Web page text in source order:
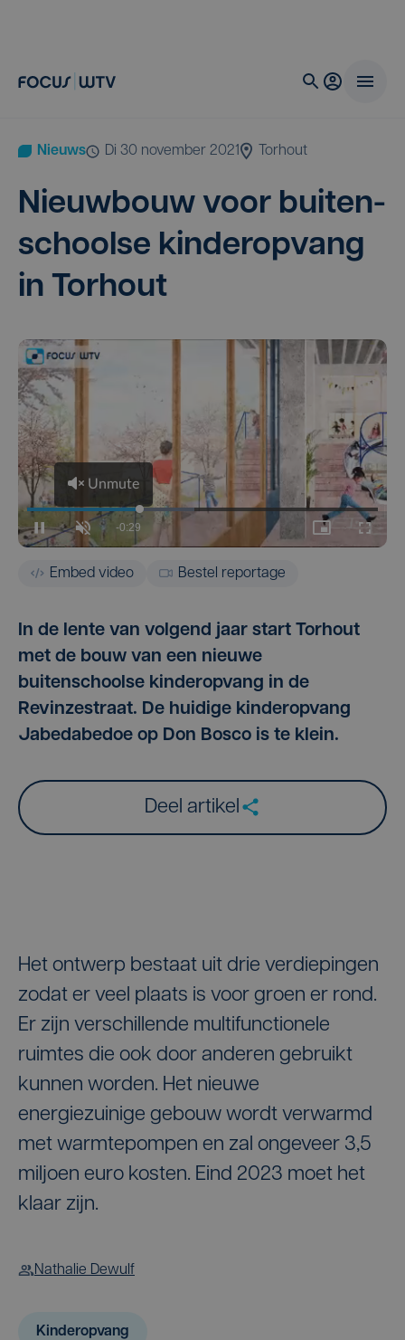
Nieuws di 30 november 2021 Torhout
Nieuw­bouw voor bui­ten­
school­se kin­der­op­vang
in Torhout
Embed video Bestel reportage
In de lente van volgend jaar start Torhout
met de bouw van een nieuwe
buitenschoolse kinderopvang in de
Revinzestraat. De huidige kinderopvang
Jabedabedoe op Don Bosco is te klein.
Deel artikel
Het ontwerp bestaat uit drie verdiepingen
zodat er veel plaats is voor groen er rond.
Er zijn verschillende multifunctionele
ruimtes die ook door anderen gebruikt
kunnen worden. Het nieuwe
energiezuinige gebouw wordt verwarmd
met warmtepompen en zal ongeveer 3,5
miljoen euro kosten. Eind 2023 moet het
klaar zijn.
Nathalie Dewulf
Kinderopvang